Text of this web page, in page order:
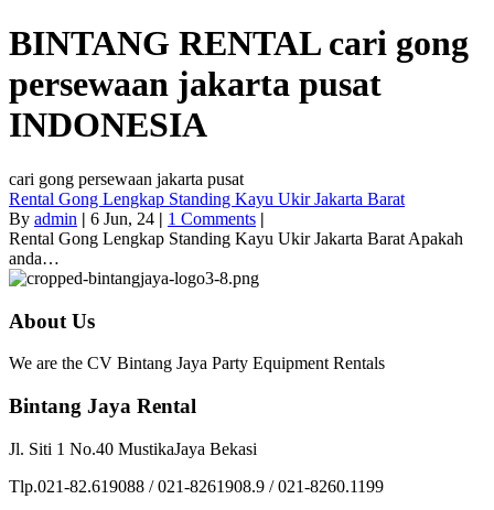
BINTANG RENTAL cari gong
persewaan jakarta pusat
INDONESIA
cari gong persewaan jakarta pusat
Rental Gong Lengkap Standing Kayu Ukir Jakarta Barat
By admin | 6 Jun, 24 | 1 Comments |
Rental Gong Lengkap Standing Kayu Ukir Jakarta Barat Apakah
anda…
About Us
We are the CV Bintang Jaya Party Equipment Rentals
Bintang Jaya Rental
Jl. Siti 1 No.40 MustikaJaya Bekasi
Tlp.021-82.619088 / 021-8261908.9 / 021-8260.1199